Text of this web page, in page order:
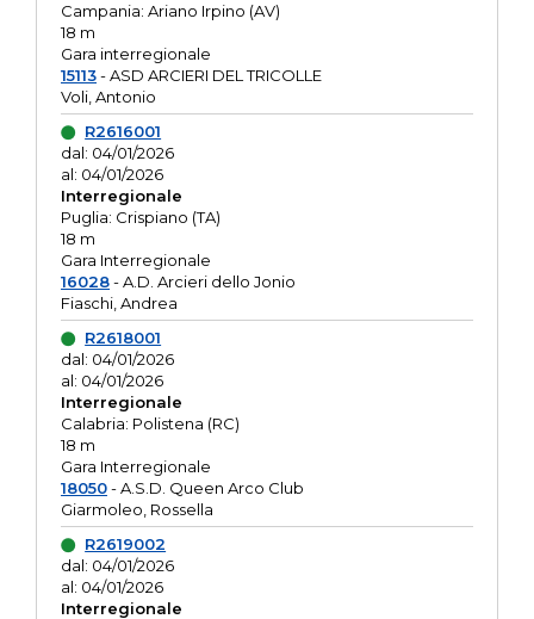
Campania: Ariano Irpino (AV)
18 m
Gara interregionale
15113- ASD ARCIERI DEL TRICOLLE
Voli, Antonio
R2616001
dal: 04/01/2026
al: 04/01/2026
Interregionale
Puglia: Crispiano (TA)
18 m
Gara Interregionale
16028- A.D. Arcieri dello Jonio
Fiaschi, Andrea
R2618001
dal: 04/01/2026
al: 04/01/2026
Interregionale
Calabria: Polistena (RC)
18 m
Gara Interregionale
18050- A.S.D. Queen Arco Club
Giarmoleo, Rossella
R2619002
dal: 04/01/2026
al: 04/01/2026
Interregionale